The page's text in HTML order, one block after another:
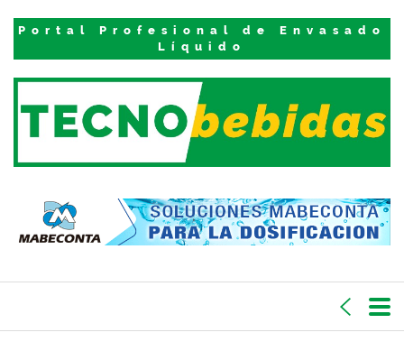
Portal Profesional de Envasado
Líquido